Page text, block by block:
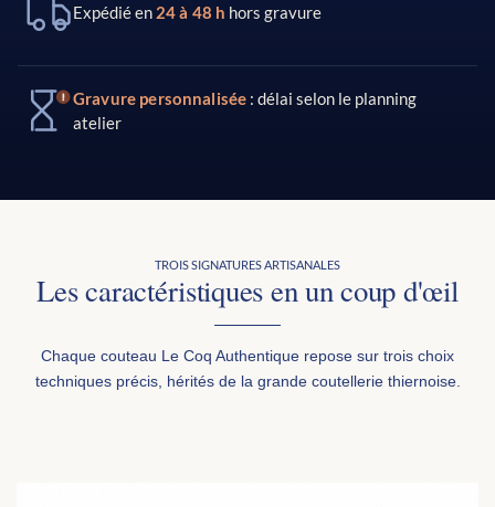
Expédié en 24 à 48 h hors gravure
Gravure personnalisée : délai selon le planning
atelier
TROIS SIGNATURES ARTISANALES
Les caractéristiques en un coup d'œil
Chaque couteau Le Coq Authentique repose sur trois choix
techniques précis, hérités de la grande coutellerie thiernoise.